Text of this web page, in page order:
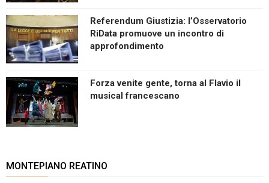
Referendum Giustizia: l’Osservatorio
RiData promuove un incontro di
approfondimento
Forza venite gente, torna al Flavio il
musical francescano
MONTEPIANO REATINO